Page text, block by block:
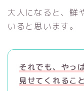
大人になると、鮮
いると思います。
それでも、やっ
見せてくれるこ